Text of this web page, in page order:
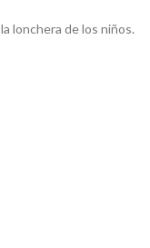
lonchera de los niños.